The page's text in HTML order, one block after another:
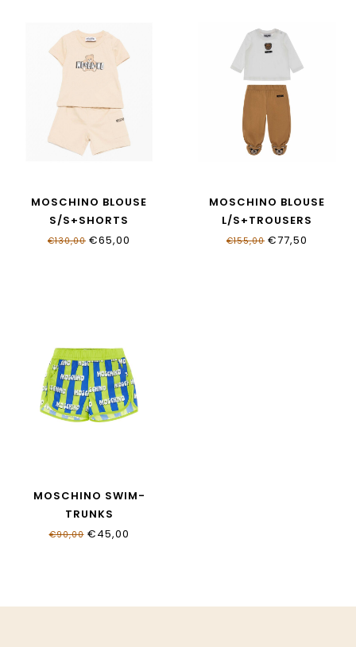
MOSCHINO BLOUSE
S/S+SHORTS
MUG01U_LCA19_20829
€130,00 €65,00
MOSCHINO BLOUSE
L/S+TROUSERS
MUK05J_LAA03_83683
€155,00 €77,50
MOSCHINO SWIM-
TRUNKS
MUL00B_LKA02_83676
€90,00€45,00